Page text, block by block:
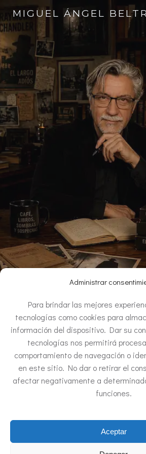
Administrar
Para brindar las mejores
tecnologías como cookies para
información del dispositivo. Dar su
tecnologías nos permitirá
comportamiento de navegación o
en este sitio. No dar o retirar el
afectar negativamente a
funciones.
Aceptar
Saltar
al
contenido
MIGUEL ÁNGEL
Comparte este contenido:
Me gusta esto:
© 2026 MIGUEL ÁNGEL BELTRÁN.